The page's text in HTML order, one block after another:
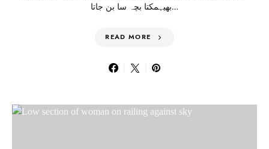
بھیہمکتا بچہ سا بن جاتا…
READ MORE